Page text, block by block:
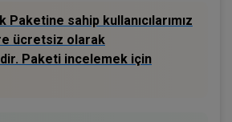
Paketine sahip kullanıcılarımız
ücretsiz olarak
Paketi incelemek için